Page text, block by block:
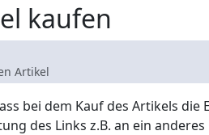
kaufen
Artikel
bei dem Kauf des Artikels
des Links z.B. an ein